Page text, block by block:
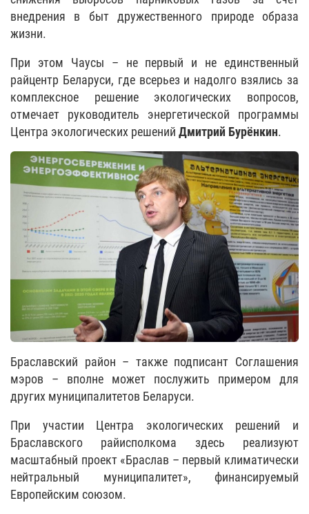
внедрения в быт дружественного природе образа
жизни.
При этом Чаусы – не первый и не единственный
райцентр Беларуси, где всерьез и надолго взялись за
комплексное решение экологических вопросов,
отмечает руководитель энергетической программы
Центра экологических решений Дмитрий Бурёнкин.
Браславский район – также подписант Соглашения
мэров – вполне может послужить примером для
других муниципалитетов Беларуси.
При участии Центра экологических решений и
Браславского райисполкома здесь реализуют
масштабный проект «Браслав – первый климатически
нейтральный муниципалитет», финансируемый
Европейским союзом.